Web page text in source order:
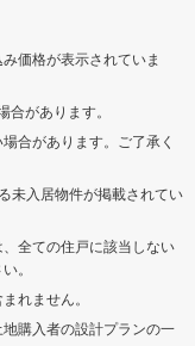
価格が表示されていま
があります。
合があります。ご了承く
未入居物件が掲載されてい
全ての住戸に該当しない
。
れません。
購入者の設計プランの一